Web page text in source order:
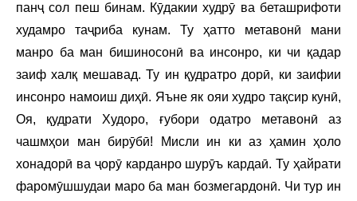
панҷ сол пеш бинам. Кӯдакии худрӯ ва беташрифоти
худамро таҷриба кунам. Ту ҳатто метавонӣ мани
манро ба ман бишиносонӣ ва инсонро, ки чи қадар
заиф халқ мешавад. Ту ин қудратро дорӣ, ки заифии
инсонро намоиш диҳӣ. Яъне як ояи худро тақсир кунӣ,
Оя, қудрати Худоро, ғубори одатро метавонӣ аз
чашмҳои ман бирӯбӣ! Мисли ин ки аз ҳамин ҳоло
хонадорӣ ва ҷорӯ карданро шурӯъ кардаӣ. Ту ҳайрати
фаромӯшшудаи маро ба ман бозмегардонӣ. Чи тур ин